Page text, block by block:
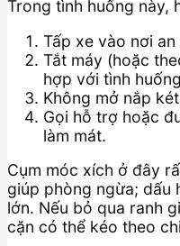
Trong tình huống này,
Tấp xe vào nơi an
Tắt máy (hoặc
hợp với tình
Không mở nắp
Gọi hỗ trợ hoặc
làm mát.
Cụm móc xích ở đây
giúp phòng ngừa; dấu
lớn. Nếu bỏ qua ranh
cặn có thể kéo theo